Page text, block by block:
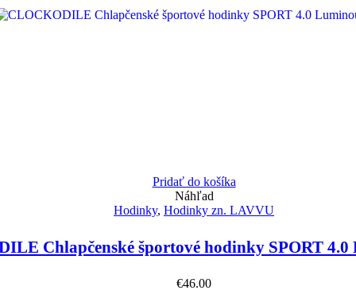
Pridať do košíka
Náhľad
Hodinky, Hodinky zn. LAVVU
Chlapčenské športové hodinky SPORT 4.0
€46.00